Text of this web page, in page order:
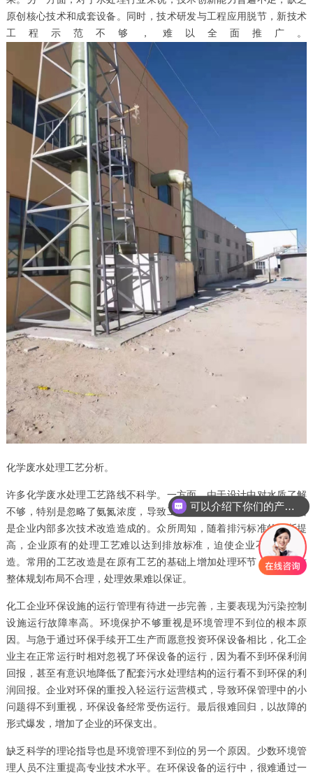
原创核心技术和成套设备。同时，技术研发与工程应用脱节，新技术
工程示范不够，难以全面推广。
化学废水处理工艺分析。
许多化学废水处理工艺路线不科学。一方面，由于设计中对水质了解
不够，特别是忽略了氨氮浓度，导致工艺设计缺失或过长；另一方面
是企业内部多次技术改造造成的。众所周知，随着排污标准的不断提
高，企业原有的处理工艺难以达到排放标准，迫使企业不断升级改
造。常用的工艺改造是在原有工艺的基础上增加处理环节，往往导致
整体规划布局不合理，处理效果难以保证。
化工企业环保设施的运行管理有待进一步完善，主要表现为污染控制
设施运行故障率高。环境保护不够重视是环境管理不到位的根本原
因。与急于通过环保手续开工生产而愿意投资环保设备相比，化工企
业主在正常运行时相对忽视了环保设备的运行，因为看不到环保利润
回报，甚至有意识地降低了配套污水处理结构的运行看不到环保的利
润回报。企业对环保的重投入轻运行运营模式，导致环保管理中的小
问题得不到重视，环保设备经常受伤运行。最后很难回归，以故障的
形式爆发，增加了企业的环保支出。
缺乏科学的理论指导也是环境管理不到位的另一个原因。少数环境管
理人员不注重提高专业技术水平。在环保设备的运行中，很难通过一
可以介绍下你们的产品么